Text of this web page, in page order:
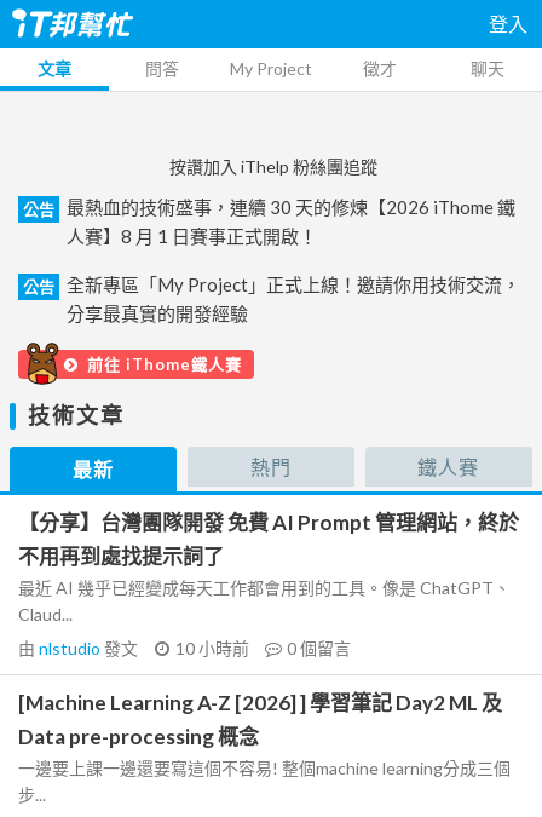
登入
文章 問答 My Project 徵才 聊天
按讚加入 iThelp 粉絲團追蹤
公告
最熱血的技術盛事，連續 30 天的修煉【2026 iThome 鐵
人賽】8 月 1 日賽事正式開啟！
公告
全新專區「My Project」正式上線！邀請你用技術交流，
分享最真實的開發經驗
前往 iThome鐵人賽
技術文章
最新 熱門 鐵人賽
【分享】台灣團隊開發 免費 AI Prompt 管理網站，終於
不用再到處找提示詞了
最近 AI 幾乎已經變成每天工作都會用到的工具。像是 ChatGPT、
Claud...
由 nlstudio 發文 10 小時前 0個留言
[Machine Learning A-Z [2026] ] 學習筆記 Day2 ML 及
Data pre-processing 概念
一邊要上課一邊還要寫這個不容易! 整個machine learning分成三個
步...